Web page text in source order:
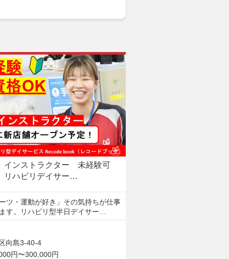
インストラクター 未経験可
リハビリデイサー…
ツ・運動が好き」その気持ちが仕事
す。リハビリ型半日デイサー…
向島3-40-4
円〜300,000円